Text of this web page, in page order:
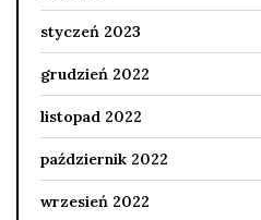
styczeń 2023
grudzień 2022
listopad 2022
październik 2022
wrzesień 2022